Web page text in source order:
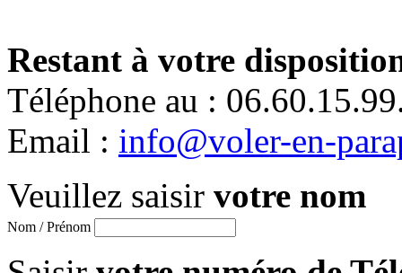
Restant à votre
Téléphone au :
Email : info@voler-en-
Veuillez saisir votre nom
Nom / Prénom